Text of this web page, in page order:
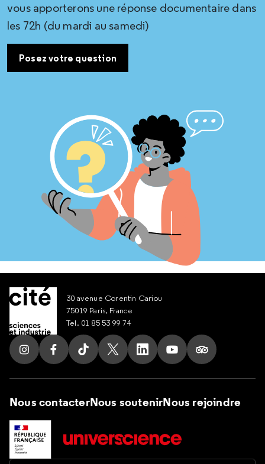
vous apporterons une réponse documentaire dans
les 72h (du mardi au samedi)
Posez votre question
30 avenue Corentin Cariou
75019 Paris, France
Tel. 01 85 53 99 74
Suivez nous sur Instagram
Suivez nous sur Facebook
Suivez nous sur Tik Tok
Suivez nous sur X
Suivez nous sur LinkedIn
Suivez nous sur
Suivez nous
Nous contacterNous soutenirNous rejoindre